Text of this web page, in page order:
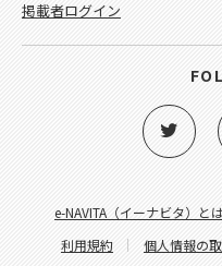
e-NAVITA（イーナビタ）と
利用規約
個人情報の
掲載者ログイン